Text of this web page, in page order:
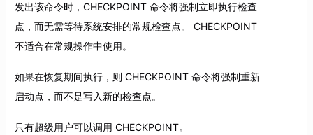
发出该命令时，CHECKPOINT 命令将强制立即执行检查
点，而无需等待系统安排的常规检查点。 CHECKPOINT
不适合在常规操作中使用。
如果在恢复期间执行，则 CHECKPOINT 命令将强制重新
启动点，而不是写入新的检查点。
只有超级用户可以调用 CHECKPOINT。